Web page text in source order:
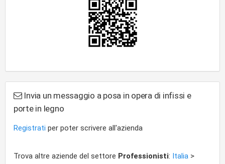
Invia un messaggio a posa in opera di infissi e
porte in legno
Registrati per poter scrivere all'azienda
Trova altre aziende del settore Professionisti: Italia >